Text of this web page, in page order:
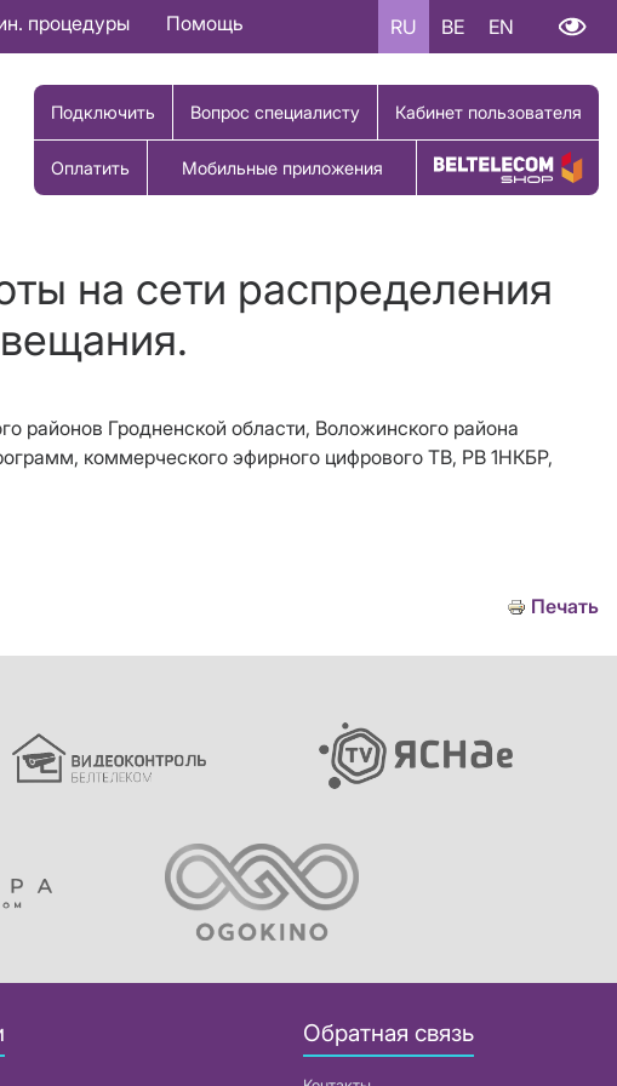
процедуры Помощь RU BE EN
Подключить Вопрос специалисту Кабинет пользователя
Оплатить Мобильные приложения Купить товар
на сети распределения
районов Гродненской области, Воложинского района
коммерческого эфирного цифрового ТВ, РВ 1НКБР,
Печать
Обратная связь